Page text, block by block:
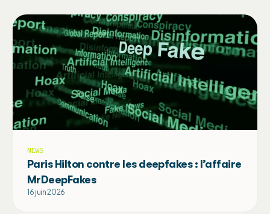
NEWS
Paris Hilton contre les deepfakes : l’affaire
MrDeepFakes
16 juin 2026